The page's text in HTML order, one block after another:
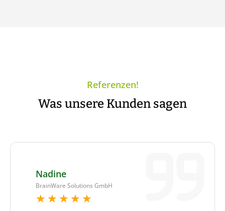
Referenzen!
Was unsere Kunden sagen
Nadine
BrainWare Solutions GmbH
★★★★★
★★★★★